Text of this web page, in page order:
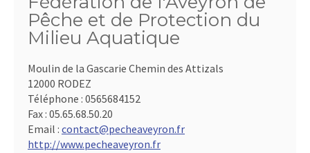
Pêche et de Protection du
Milieu Aquatique
Moulin de la Gascarie Chemin des Attizals
12000 RODEZ
Téléphone : 0565684152
Fax : 05.65.68.50.20
Email : contact@pecheaveyron.fr
http://www.pecheaveyron.fr